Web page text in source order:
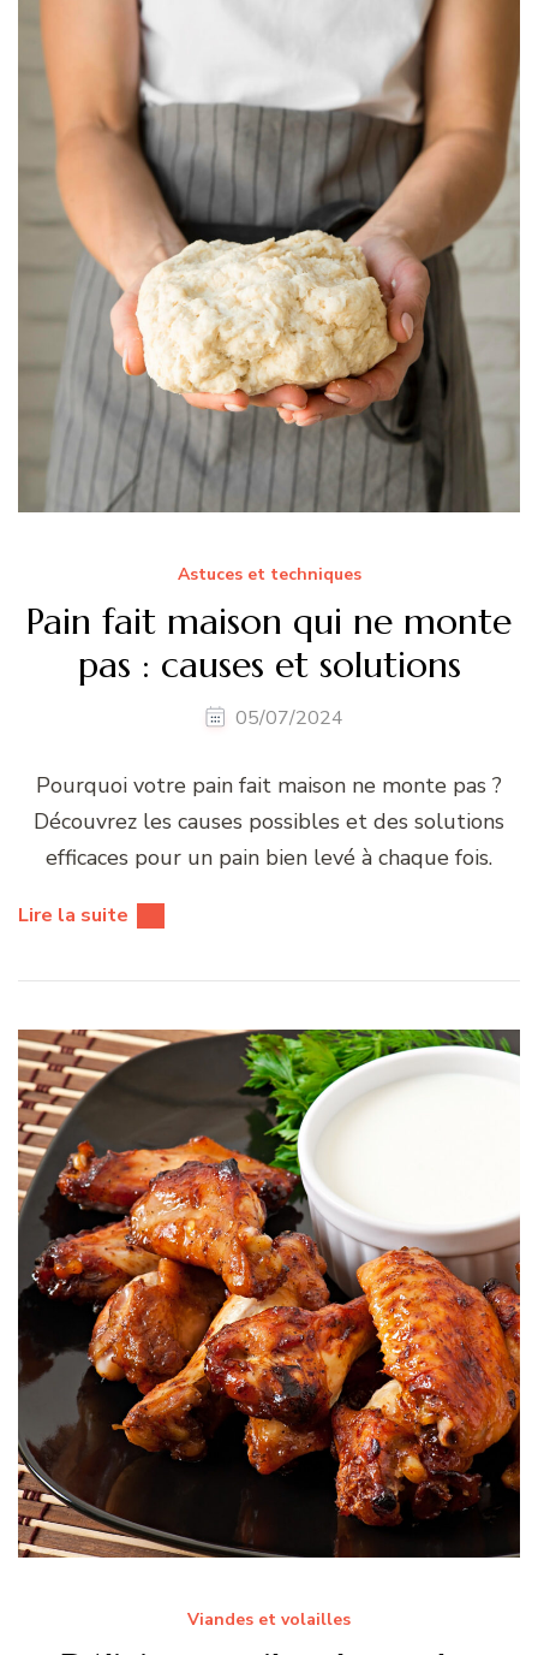
Astuces et techniques
Pain fait maison qui ne monte
pas : causes et solutions
05/07/2024
Pourquoi votre pain fait maison ne monte pas ?
Découvrez les causes possibles et des solutions
efficaces pour un pain bien levé à chaque fois.
Lire la suite
Viandes et volailles